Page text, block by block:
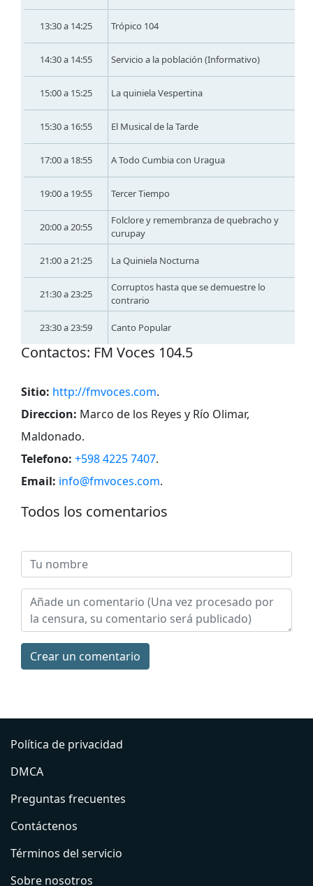
13:30 a 14:25 Trópico 104
14:30 a 14:55 Servicio a la población (Informativo)
15:00 a 15:25 La quiniela Vespertina
15:30 a 16:55 El Musical de la Tarde
17:00 a 18:55 A Todo Cumbia con Uragua
19:00 a 19:55 Tercer Tiempo
20:00 a 20:55
Folclore y remembranza de quebracho y
curupay
21:00 a 21:25 La Quiniela Nocturna
21:30 a 23:25
Corruptos hasta que se demuestre lo
contrario
23:30 a 23:59 Canto Popular
Сontactos: FM Voces 104.5
Sitio: http://fmvoces.com.
Direccion: Marco de los Reyes y Río Olimar,
Maldonado.
Telefono: +598 4225 7407.
Email: info@fmvoces.com.
Todos los comentarios
Сrear un comentario
Política de privacidad
DMCA
Preguntas frecuentes
Contáctenos
Términos del servicio
Sobre nosotros